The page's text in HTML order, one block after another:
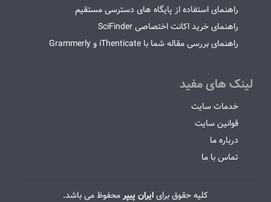
راهنمای استفاده از پایگاه های دسترسی مستقیم
راهنمای خرید اکانت اختصاصی SciFinder
راهنمای بررسی مقاله شما با iThenticate و Grammerly
لینک های مفید
خدمات سایت
قوانین سایت
درباره ما
تماس با ما
کلیه حقوق برایایران پیپرمحفوظ می باشد.